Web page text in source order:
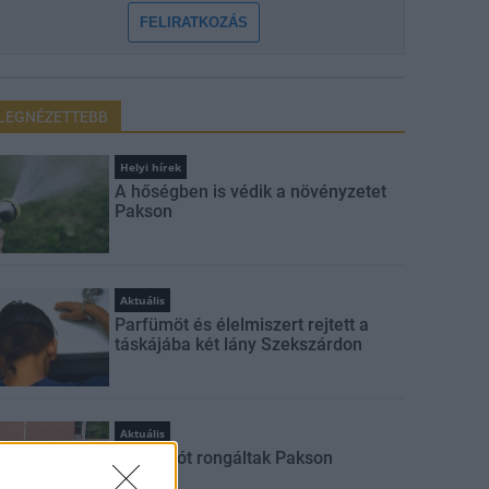
FELIRATKOZÁS
Helyi hírek
A hőségben is védik a növényzetet
Pakson
Aktuális
Parfümöt és élelmiszert rejtett a
táskájába két lány Szekszárdon
Aktuális
Sorompót rongáltak Pakson